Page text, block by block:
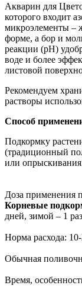
Акварин для
которого входит
микроэлементы –
форме, а бор и
реакции (рН)
воде и более
листовой
Рекомендуем
растворы
Способ
Подкормку
(традиционный
или
Доза применения
Корневые
дней, зимой – 1
Норма расхода:
Обычная
Время,